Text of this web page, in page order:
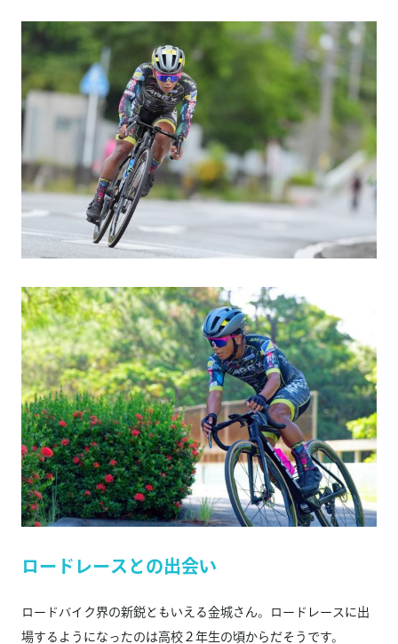
ロードレースとの出会い
ロードバイク界の新鋭ともいえる金城さん。ロードレースに出
場するようになったのは高校２年生の頃からだそうです。